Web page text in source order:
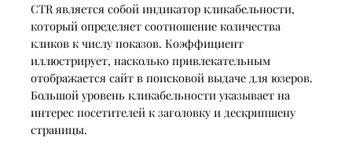
CTR является собой индикатор кликабельности,
который определяет соотношение количества
кликов к числу показов. Коэффициент
иллюстрирует, насколько привлекательным
отображается сайт в поисковой выдаче для юзеров.
Большой уровень кликабельности указывает на
интерес посетителей к заголовку и дескрипшену
страницы.